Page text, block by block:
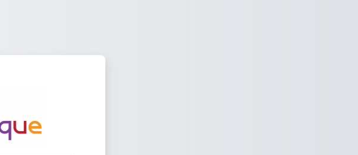
à Moodle Université Numérique